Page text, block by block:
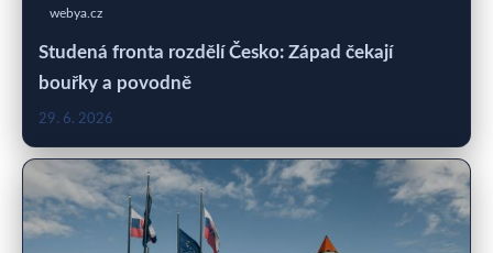
webya.cz
Studená fronta rozdělí Česko: Západ čekají
bouřky a povodně
29. 6. 2026